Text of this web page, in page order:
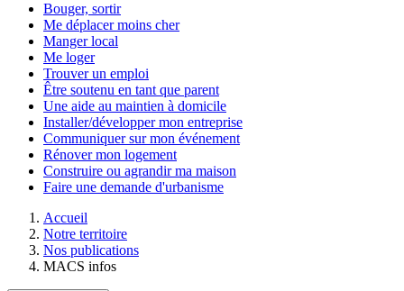
Bouger, sortir
Me déplacer moins cher
Manger local
Me loger
Trouver un emploi
Être soutenu en tant que parent
Une aide au maintien à domicile
Installer/développer mon entreprise
Communiquer sur mon événement
Rénover mon logement
Construire ou agrandir ma maison
Faire une demande d'urbanisme
Accueil
Notre territoire
Nos publications
MACS infos